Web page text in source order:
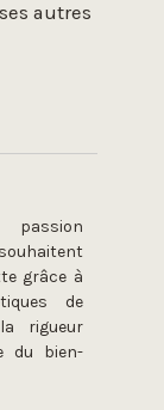
autres
passion
grâce à
de
rigueur
du bien-